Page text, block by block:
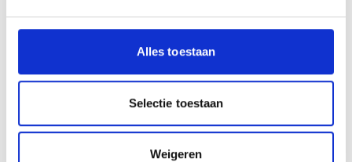
Alles toestaan
Selectie toestaan
Weigeren
Workshops en trainingen
Bij Kind op Maandag bieden wij ook workshops aan.
Bijvoorbeeld de Startworkshop voor nieuwe abonnees,
van de methode én onderzoekt op welke manier deze
het best op jouw school gebruikt kan worden. Of denk
aan de Inspiratieworkshop, waarmee je in korte tijd